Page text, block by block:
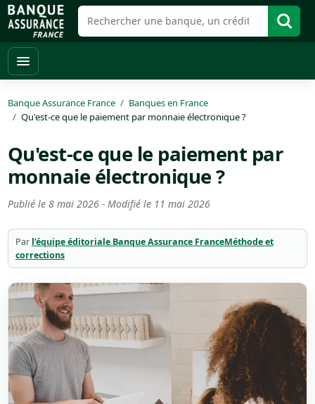
Banque Assurance France
Banques en France
Qu'est-ce que le paiement par monnaie électronique ?
Qu'est-ce que le paiement par
monnaie électronique ?
Publié le 8 mai 2026- Modifié le 11 mai 2026
Par l’équipe éditoriale Banque Assurance FranceMéthode et
corrections